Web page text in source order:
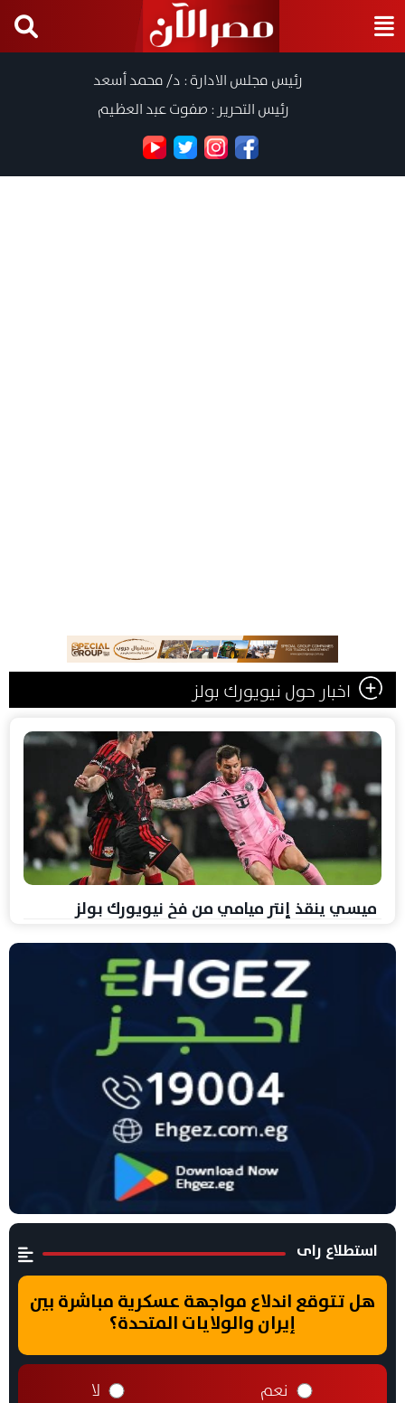
رئيس مجلس الادارة : د/ محمد أسعد
رئيس التحرير : صفوت عبد العظيم
اخبار حول نيويورك بولز
ميسي ينقذ إنتر ميامي من فخ نيويورك بولز
استطلاع راى
هل تتوقع اندلاع مواجهة عسكرية مباشرة بين
إيران والولايات المتحدة؟
نعم لا